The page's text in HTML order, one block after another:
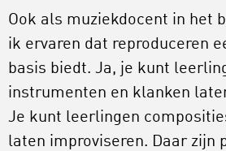
Ook als muziekdocent in het
ik ervaren dat reproduceren
basis biedt. Ja, je kunt
instrumenten en klanken
Je kunt leerlingen
laten improviseren. Daar zijn